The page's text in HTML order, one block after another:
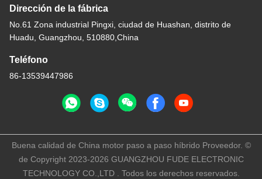
Dirección de la fábrica
No.61 Zona industrial Pingxi, ciudad de Huashan, distrito de
Huadu, Guangzhou, 510880,China
Teléfono
86-13539447986
Buena calidad de China motor paso a paso híbrido Proveedor. ©
de Copyright 2023-2026 GUANGZHOU FUDE ELECTRONIC
TECHNOLOGY CO.,LTD . Todos los derechos reservados.